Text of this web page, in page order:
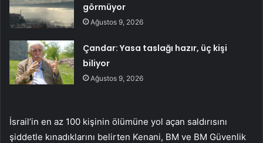
görmüyor
Ağustos 9, 2026
Çandar: Yasa taslağı hazır, üç kişi
biliyor
Ağustos 9, 2026
İsrail’in en az 100 kişinin ölümüne yol açan saldırısını
şiddetle kınadıklarını belirten Kenani, BM ve BM Güvenlik